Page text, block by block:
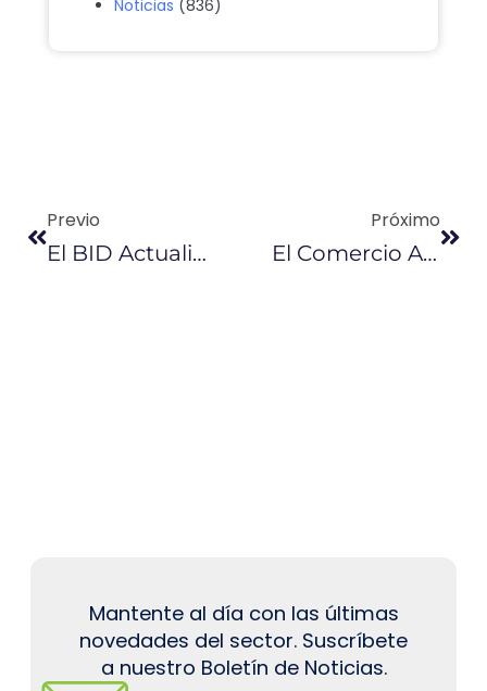
Noticias (836)
Previo
El BID Actualiza Las Cifras De Crecimiento En América Latina Para 2019
Próximo
El Comercio Aporta El 21% Del Empleo Adecuado
Mantente al día con las últimas
novedades del sector. Suscríbete
a nuestro Boletín de Noticias.